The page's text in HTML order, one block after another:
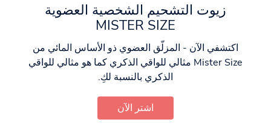
زيوت التشحيم الشخصية العضوية
MISTER SIZE
اكتشفي الآن - المزلّق العضوي ذو الأساس المائي من
Mister Size مثالي للواقي الذكري كما هو مثالي للواقي
الذكري بالنسبة لكِ.
اشتر الآن